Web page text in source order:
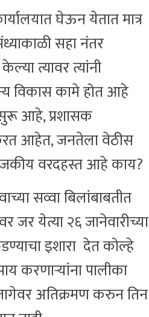
घेऊन येतात मात्र
सहा नंतर
त्यावर त्यांनी
विकास कामे होत आहे
सुरू आहे, प्रशासक
करत आहेत, जनतेला वेठीस
वरदहस्त आहे काय?
सव्वा बिलांबाबतीत
जर येत्या २६ जानेवारीच्या
इशारा देत कोल्हे
करणाऱ्यांना पालीका
अतिक्रमण करुन तिन